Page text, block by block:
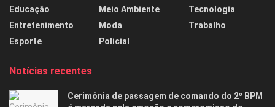
Educação
Entretenimento
Esporte
Meio Ambiente
Moda
Policial
Tecnologia
Trabalho
Notícias recentes
Cerimônia de passagem de comando do 2º BPM